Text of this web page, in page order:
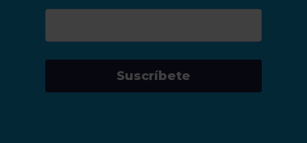
Suscríbete